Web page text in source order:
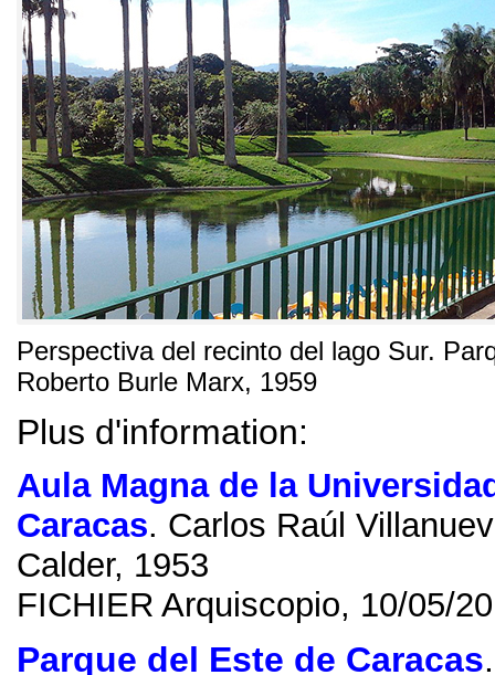
Perspectiva del recinto del lago Sur.
Roberto Burle Marx, 1959
Plus d'information:
Aula Magna de la
Caracas. Carlos Raúl
Calder, 1953
FICHIER Arquiscopio, 10/05/
Parque del Este de Caracas